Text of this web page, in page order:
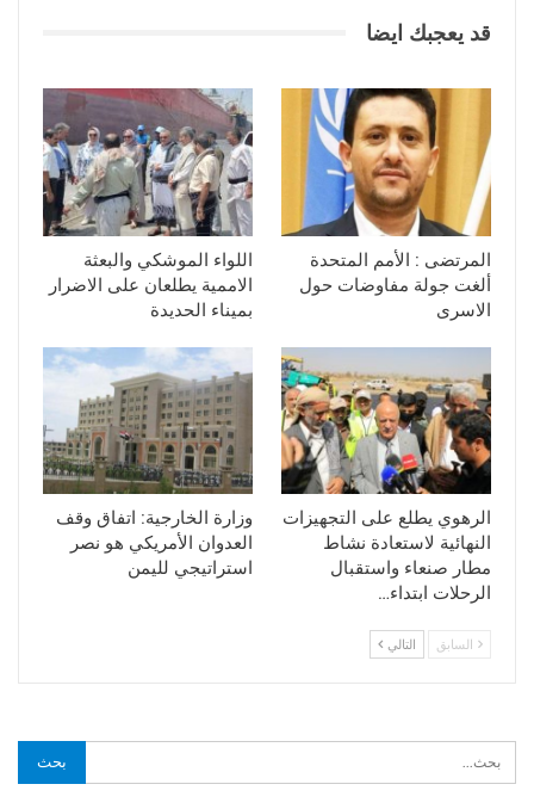
قد يعجبك ايضا
المرتضى : الأمم المتحدة
ألغت جولة مفاوضات حول
الاسرى
اللواء الموشكي والبعثة
الاممية يطلعان على الاضرار
بميناء الحديدة
الرهوي يطلع على التجهيزات
النهائية لاستعادة نشاط
مطار صنعاء واستقبال
الرحلات ابتداء…
وزارة الخارجية: اتفاق وقف
العدوان الأمريكي هو نصر
استراتيجي لليمن
السابق التالي